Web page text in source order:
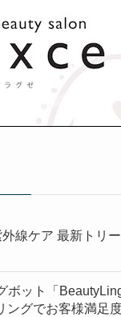
線ケア 最新トリ
ボット「
ングでお客様満足